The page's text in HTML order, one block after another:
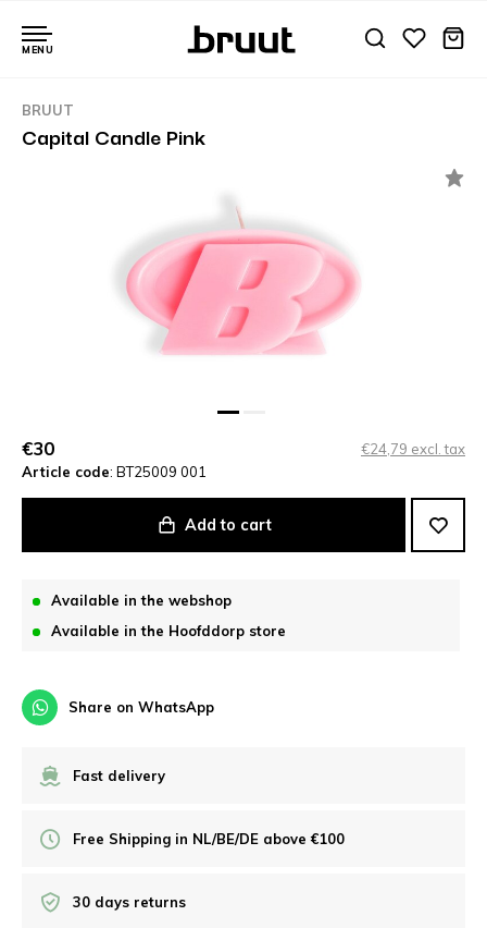
MENU
BRUUT
Capital Candle Pink
€30
€24,79 excl. tax
Article code: BT25009 001
Add to cart
Available in the webshop
Available in the Hoofddorp store
Share on WhatsApp
Fast delivery
Free Shipping in NL/BE/DE above €100
30 days returns